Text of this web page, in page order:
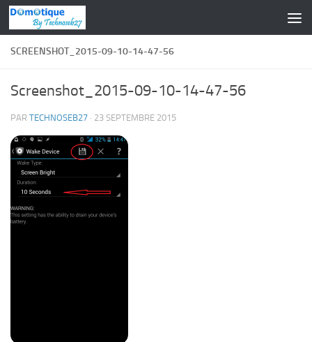
Skip to content
SCREENSHOT_2015-09-10-14-47-56
Screenshot_2015-09-10-14-47-56
PAR TECHNOSEB27 · 23 SEPTEMBRE 2015